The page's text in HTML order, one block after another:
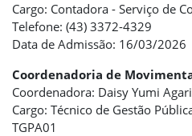
Cargo: Contadora - Serviço de
Telefone: (43) 3372-4329
Data de Admissão: 16/03/2026
Coordenadoria de
Coordenadora: Daisy Yumi
Cargo: Técnico de Gestão
TGPA01